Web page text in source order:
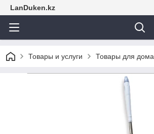
LanDuken.kz
Товары и услуги Товары для дома